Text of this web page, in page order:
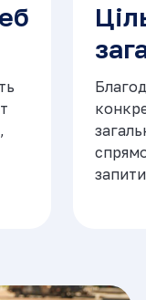
запити